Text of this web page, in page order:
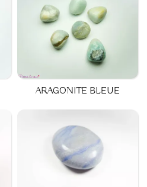
ARAGONITE BLEUE